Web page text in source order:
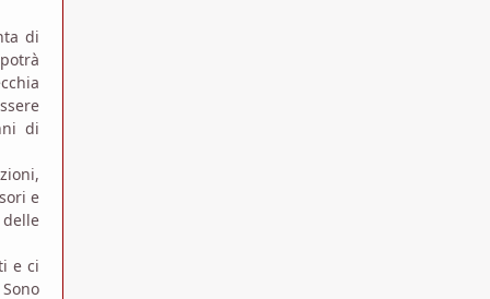
di
di
e
e ci